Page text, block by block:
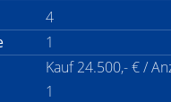
4
1
Kauf 24.500,- € /
1